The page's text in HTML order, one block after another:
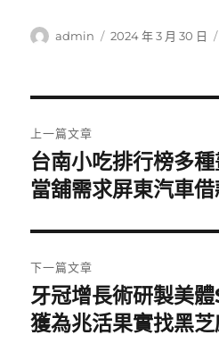
作
admin
發
2024 年 3 月 30 日
章
導
覽
上一篇文章
上
一
文
章:
台南小吃排行榜多
當舖需求屏東汽車
下一篇文章
下
一
牙冠增長術研製美
獲為兆活果實找黑